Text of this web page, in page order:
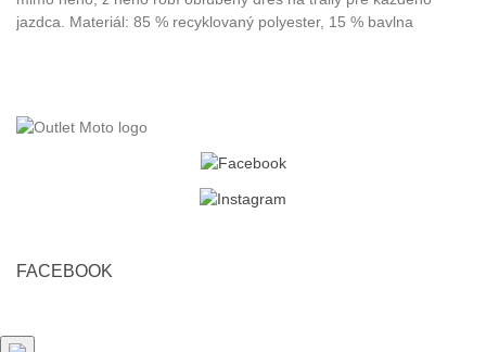
jazdca. Materiál: 85 % recyklovaný polyester, 15 % bavlna
FACEBOOK